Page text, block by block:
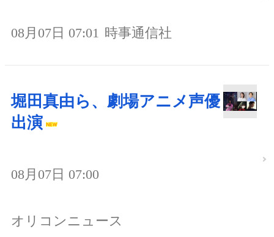
08月07日 07:01 時事通信社
堀田真由ら、劇場アニメ声優
出演
08月07日 07:00
オリコンニュース